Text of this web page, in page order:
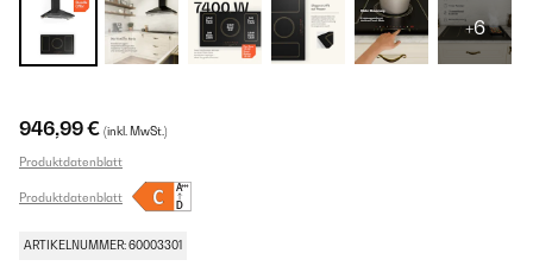
+6
946,99 € (inkl. MwSt.)
Produktdatenblatt
Produktdatenblatt
ARTIKELNUMMER: 60003301